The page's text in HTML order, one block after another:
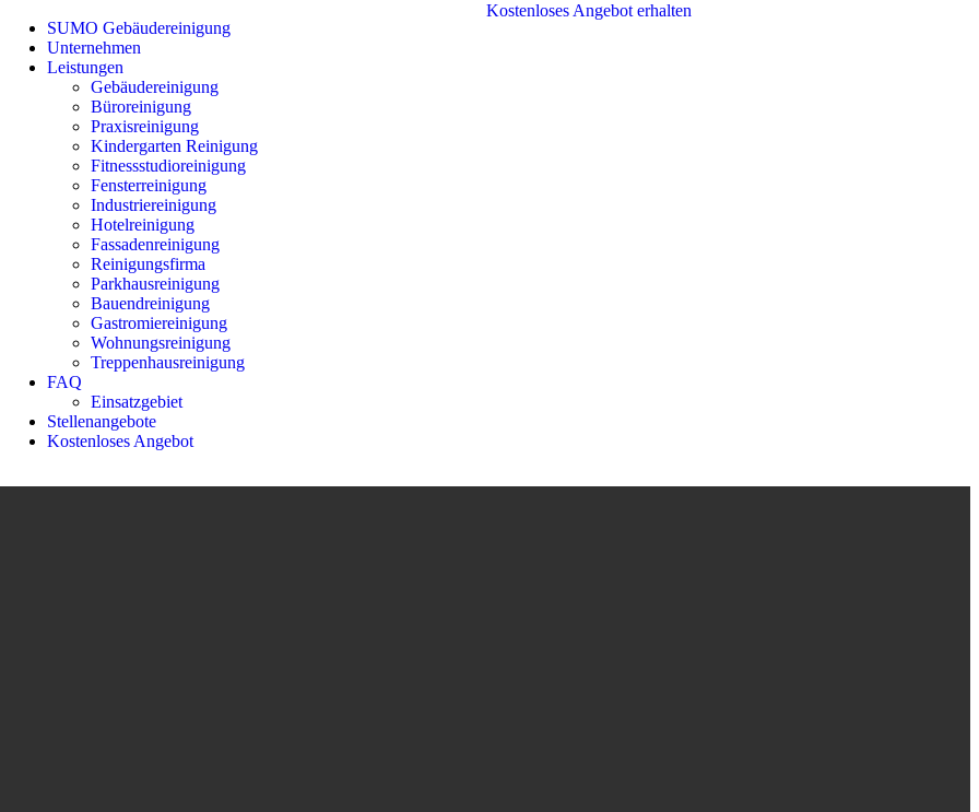
SUMO Gebäudereinigung
Unternehmen
Leistungen
Gebäudereinigung
Büroreinigung
Praxisreinigung
Kindergarten Reinigung
Fitnessstudioreinigung
Fensterreinigung
Industriereinigung
Hotelreinigung
Fassadenreinigung
Reinigungsfirma
Parkhausreinigung
Bauendreinigung
Gastromiereinigung
Wohnungsreinigung
Treppenhausreinigung
FAQ
Einsatzgebiet
Stellenangebote
Kostenloses Angebot
Kostenloses Angebot erhalten